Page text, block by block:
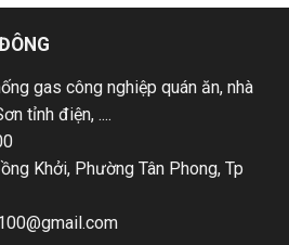
gas công nghiệp quán ăn, nhà
tỉnh điện, ....
Khởi, Phường Tân Phong, Tp